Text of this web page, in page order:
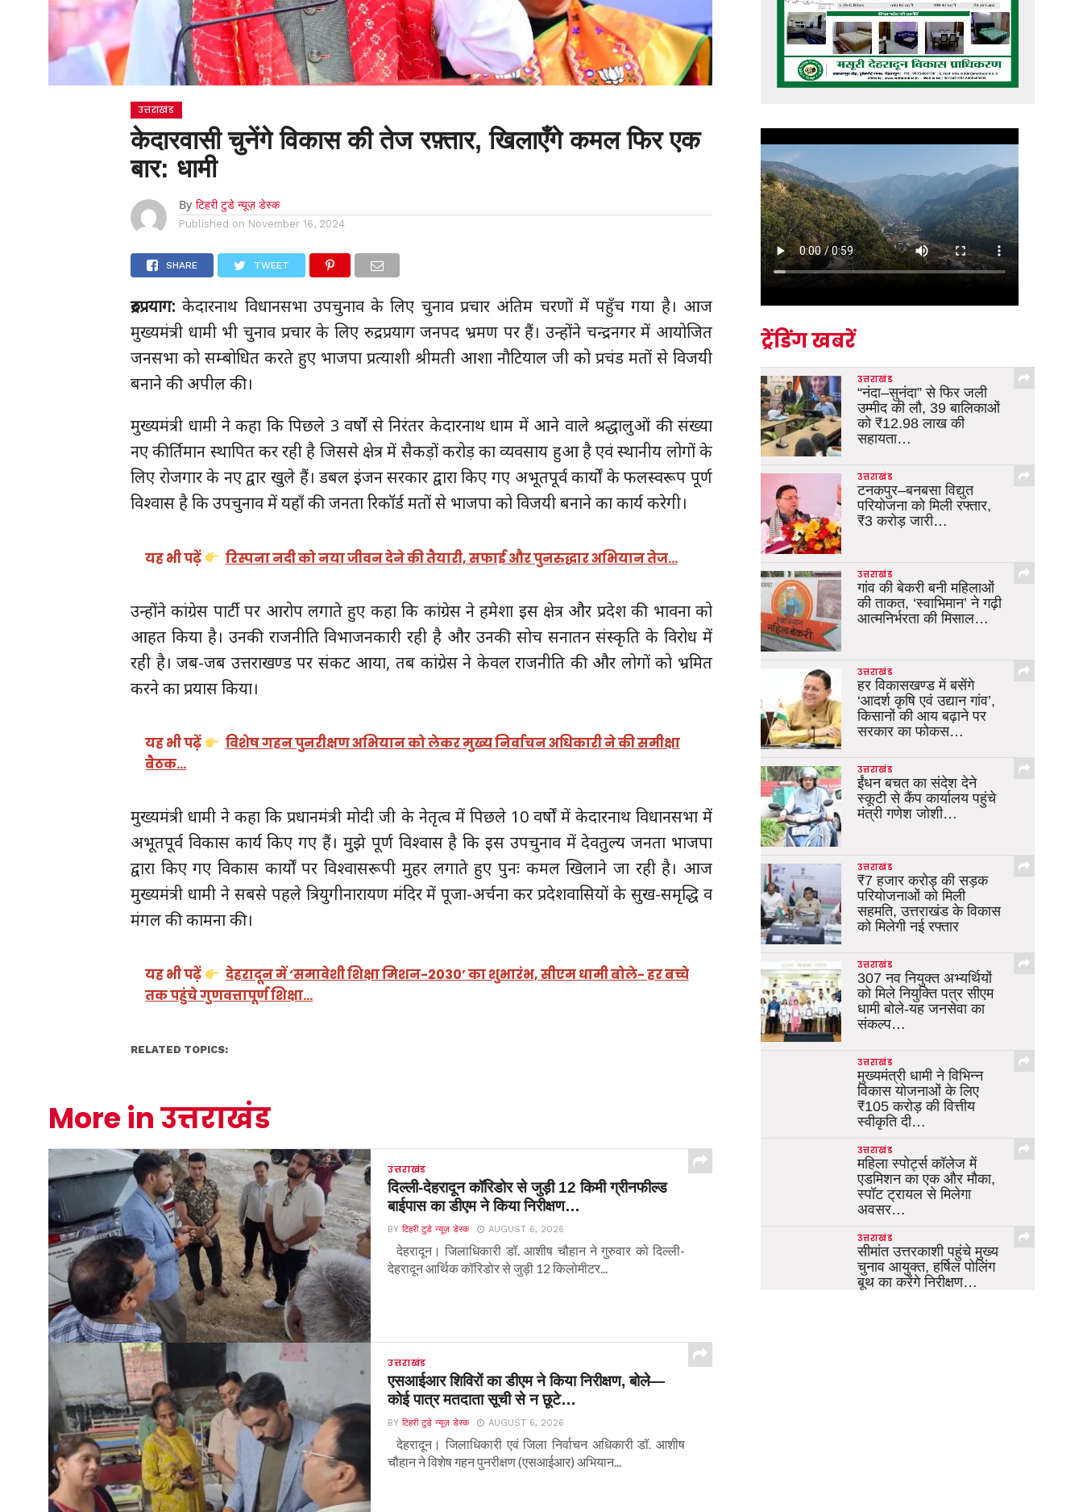
उत्तराखंड
केदारवासी चुनेंगे विकास की तेज रफ़्तार, खिलाएँगे कमल फिर एक
बार: धामी
By टिहरी टुडे न्यूज़ डेस्क
Published on November 16, 2024
SHARE TWEET
रुद्रप्रयाग: केदारनाथ विधानसभा उपचुनाव के लिए चुनाव प्रचार अंतिम चरणों में पहुँच गया है। आज
मुख्यमंत्री धामी भी चुनाव प्रचार के लिए रुद्रप्रयाग जनपद भ्रमण पर हैं। उन्होंने चन्द्रनगर में आयोजित
जनसभा को सम्बोधित करते हुए भाजपा प्रत्याशी श्रीमती आशा नौटियाल जी को प्रचंड मतों से विजयी
बनाने की अपील की।
मुख्यमंत्री धामी ने कहा कि पिछले 3 वर्षों से निरंतर केदारनाथ धाम में आने वाले श्रद्धालुओं की संख्या
नए कीर्तिमान स्थापित कर रही है जिससे क्षेत्र में सैकड़ों करोड़ का व्यवसाय हुआ है एवं स्थानीय लोगों के
लिए रोजगार के नए द्वार खुले हैं। डबल इंजन सरकार द्वारा किए गए अभूतपूर्व कार्यों के फलस्वरूप पूर्ण
विश्वास है कि उपचुनाव में यहाँ की जनता रिकॉर्ड मतों से भाजपा को विजयी बनाने का कार्य करेगी।
यह भी पढ़ें रिस्पना नदी को नया जीवन देने की तैयारी, सफाई और पुनरुद्धार अभियान तेज…
उन्होंने कांग्रेस पार्टी पर आरोप लगाते हुए कहा कि कांग्रेस ने हमेशा इस क्षेत्र और प्रदेश की भावना को
आहत किया है। उनकी राजनीति विभाजनकारी रही है और उनकी सोच सनातन संस्कृति के विरोध में
रही है। जब-जब उत्तराखण्ड पर संकट आया, तब कांग्रेस ने केवल राजनीति की और लोगों को भ्रमित
करने का प्रयास किया।
यह भी पढ़ें
विशेष गहन पुनरीक्षण अभियान को लेकर मुख्य निर्वाचन अधिकारी ने की समीक्षा
बैठक…
मुख्यमंत्री धामी ने कहा कि प्रधानमंत्री मोदी जी के नेतृत्व में पिछले 10 वर्षों में केदारनाथ विधानसभा में
अभूतपूर्व विकास कार्य किए गए हैं। मुझे पूर्ण विश्वास है कि इस उपचुनाव में देवतुल्य जनता भाजपा
द्वारा किए गए विकास कार्यों पर विश्वासरूपी मुहर लगाते हुए पुनः कमल खिलाने जा रही है। आज
मुख्यमंत्री धामी ने सबसे पहले त्रियुगीनारायण मंदिर में पूजा-अर्चना कर प्रदेशवासियों के सुख-समृद्धि व
मंगल की कामना की।
यह भी पढ़ें
देहरादून में ‘समावेशी शिक्षा मिशन-2030’ का शुभारंभ, सीएम धामी बोले- हर बच्चे
तक पहुंचे गुणवत्तापूर्ण शिक्षा…
RELATED TOPICS:
More in उत्तराखंड
उत्तराखंड
दिल्ली-देहरादून कॉरिडोर से जुड़ी 12 किमी ग्रीनफील्ड
बाईपास का डीएम ने किया निरीक्षण…
BYटिहरी टुडे न्यूज़ डेस्क AUGUST 6, 2026
देहरादून। जिलाधिकारी डॉ. आशीष चौहान ने गुरुवार को दिल्ली-
देहरादून आर्थिक कॉरिडोर से जुड़ी 12 किलोमीटर...
उत्तराखंड
एसआईआर शिविरों का डीएम ने किया निरीक्षण, बोले—
कोई पात्र मतदाता सूची से न छूटे…
BYटिहरी टुडे न्यूज़ डेस्क AUGUST 6, 2026
देहरादून। जिलाधिकारी एवं जिला निर्वाचन अधिकारी डॉ. आशीष
चौहान ने विशेष गहन पुनरीक्षण (एसआईआर) अभियान...
ट्रेंडिंग खबरें
उत्तराखंड
“नंदा–सुनंदा” से फिर जली
उम्मीद की लौ, 39 बालिकाओं
को ₹12.98 लाख की
सहायता…
उत्तराखंड
टनकपुर–बनबसा विद्युत
परियोजना को मिली रफ्तार,
₹3 करोड़ जारी…
उत्तराखंड
गांव की बेकरी बनी महिलाओं
की ताकत, ‘स्वाभिमान’ ने गढ़ी
आत्मनिर्भरता की मिसाल…
उत्तराखंड
हर विकासखण्ड में बसेंगे
‘आदर्श कृषि एवं उद्यान गांव’,
किसानों की आय बढ़ाने पर
सरकार का फोकस…
उत्तराखंड
ईंधन बचत का संदेश देने
स्कूटी से कैंप कार्यालय पहुंचे
मंत्री गणेश जोशी…
उत्तराखंड
₹7 हजार करोड़ की सड़क
परियोजनाओं को मिली
सहमति, उत्तराखंड के विकास
को मिलेगी नई रफ्तार
उत्तराखंड
307 नव नियुक्त अभ्यर्थियों
को मिले नियुक्ति पत्र सीएम
धामी बोले-यह जनसेवा का
संकल्प…
उत्तराखंड
मुख्यमंत्री धामी ने विभिन्न
विकास योजनाओं के लिए
₹105 करोड़ की वित्तीय
स्वीकृति दी…
उत्तराखंड
महिला स्पोर्ट्स कॉलेज में
एडमिशन का एक और मौका,
स्पॉट ट्रायल से मिलेगा
अवसर…
उत्तराखंड
सीमांत उत्तरकाशी पहुंचे मुख्य
चुनाव आयुक्त, हर्षिल पोलिंग
बूथ का करेंगे निरीक्षण…